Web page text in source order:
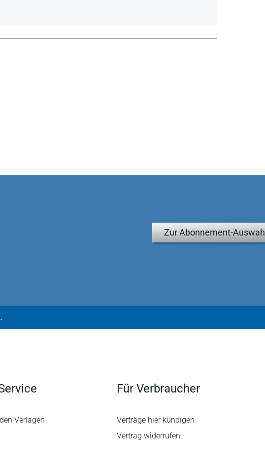
Zur Abonnement-Auswahl
- Scheidungsrecht
Verlagen
Für Verbraucher
Verträge hier kündigen
Vertrag widerrufen